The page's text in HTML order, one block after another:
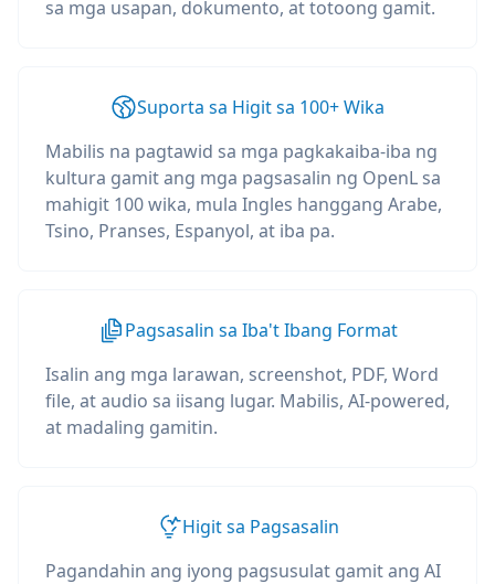
sa mga usapan, dokumento, at totoong gamit.
Suporta sa Higit sa 100+ Wika
Mabilis na pagtawid sa mga pagkakaiba-iba ng
kultura gamit ang mga pagsasalin ng OpenL sa
mahigit 100 wika, mula Ingles hanggang Arabe,
Tsino, Pranses, Espanyol, at iba pa.
Pagsasalin sa Iba't Ibang Format
Isalin ang mga larawan, screenshot, PDF, Word
file, at audio sa iisang lugar. Mabilis, AI-powered,
at madaling gamitin.
Higit sa Pagsasalin
Pagandahin ang iyong pagsusulat gamit ang AI